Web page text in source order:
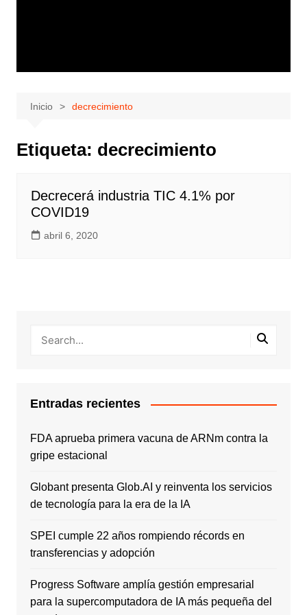
Inicio decrecimiento
Etiqueta: decrecimiento
Decrecerá industria TIC 4.1% por
COVID19
abril 6, 2020
Entradas recientes
FDA aprueba primera vacuna de ARNm contra la
gripe estacional
Globant presenta Glob.AI y reinventa los servicios
de tecnología para la era de la IA
SPEI cumple 22 años rompiendo récords en
transferencias y adopción
Progress Software amplía gestión empresarial
para la supercomputadora de IA más pequeña del